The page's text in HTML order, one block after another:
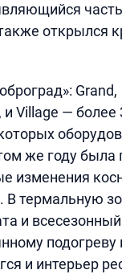
открылся
Grand,
Village — более
же году была
изменения
термальную
и всесезонный
подогреву
и интерьер